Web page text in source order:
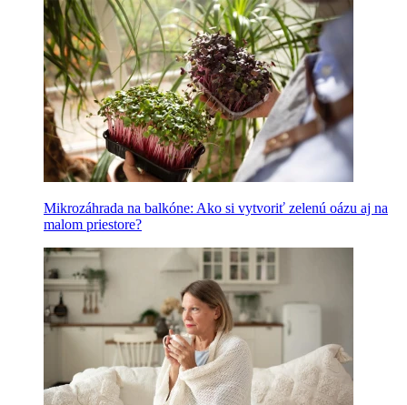
Mikrozáhrada na balkóne: Ako si vytvoriť zelenú oázu aj na
malom priestore?